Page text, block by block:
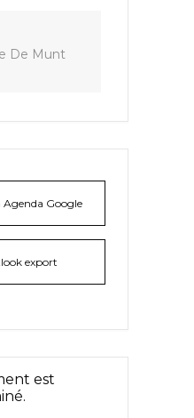
De Munt
Google
export
est